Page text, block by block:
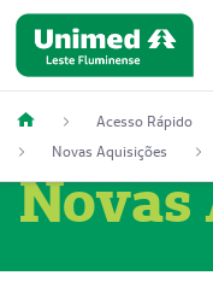
Acesso Rápido
Novas Aquisições
Novas